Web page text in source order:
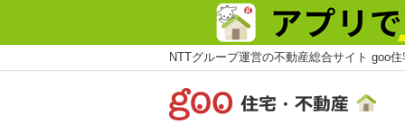
NTTグループ運営の不動産総合サイト goo